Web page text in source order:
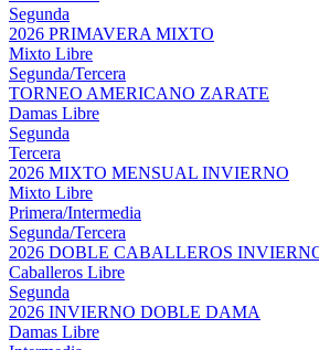
Segunda
2026 PRIMAVERA MIXTO
Mixto Libre
Segunda/Tercera
TORNEO AMERICANO ZARATE
Damas Libre
Segunda
Tercera
2026 MIXTO MENSUAL INVIERNO
Mixto Libre
Primera/Intermedia
Segunda/Tercera
2026 DOBLE CABALLEROS
Caballeros Libre
Segunda
2026 INVIERNO DOBLE DAMA
Damas Libre